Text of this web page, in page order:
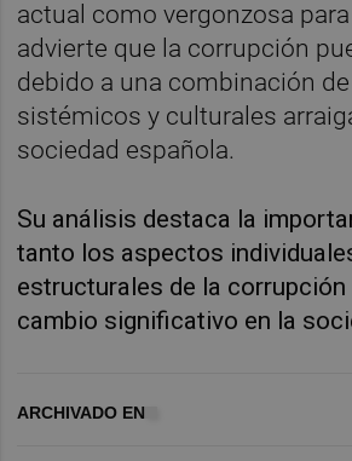
actual como vergonzosa
advierte que la corrupción
debido a una combinación
sistémicos y culturales
sociedad española.
Su análisis destaca la
tanto los aspectos
estructurales de la corrupción
cambio significativo en la
ARCHIVADO EN